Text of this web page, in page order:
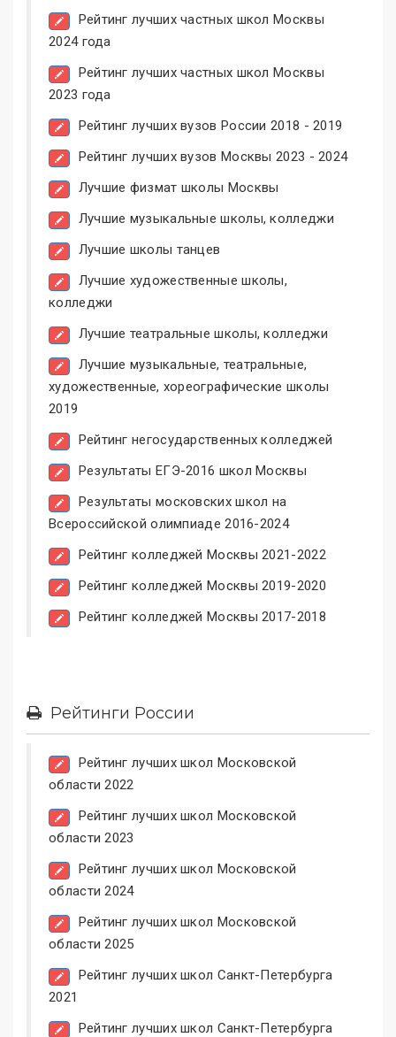
Рейтинг лучших частных школ Москвы
2024 года
Рейтинг лучших частных школ Москвы
2023 года
Рейтинг лучших вузов России 2018 - 2019
Рейтинг лучших вузов Москвы 2023 - 2024
Лучшие физмат школы Москвы
Лучшие музыкальные школы, колледжи
Лучшие школы танцев
Лучшие художественные школы,
колледжи
Лучшие театральные школы, колледжи
Лучшие музыкальные, театральные,
художественные, хореографические школы
2019
Рейтинг негосударственных колледжей
Результаты ЕГЭ-2016 школ Москвы
Результаты московских школ на
Всероссийской олимпиаде 2016-2024
Рейтинг колледжей Москвы 2021-2022
Рейтинг колледжей Москвы 2019-2020
Рейтинг колледжей Москвы 2017-2018
Рейтинги России
Рейтинг лучших школ Московской
области 2022
Рейтинг лучших школ Московской
области 2023
Рейтинг лучших школ Московской
области 2024
Рейтинг лучших школ Московской
области 2025
Рейтинг лучших школ Санкт-Петербурга
2021
Рейтинг лучших школ Санкт-Петербурга